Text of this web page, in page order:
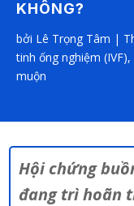
KHÔNG?
bởi Lê Trọng Tâm |
tinh ống nghiệm (IVF),
muộn
Hội chứng
đang trì hoãn